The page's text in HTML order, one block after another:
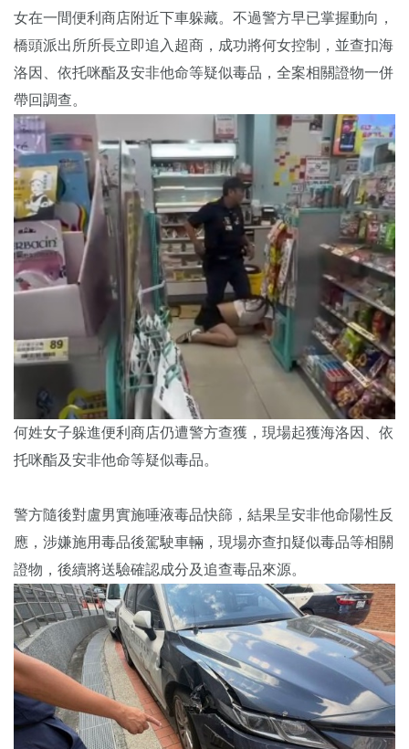
女在一間便利商店附近下車躲藏。不過警方早已掌握動向，
橋頭派出所所長立即追入超商，成功將何女控制，並查扣海
洛因、依托咪酯及安非他命等疑似毒品，全案相關證物一併
帶回調查。
何姓女子躲進便利商店仍遭警方查獲，現場起獲海洛因、依
托咪酯及安非他命等疑似毒品。
警方隨後對盧男實施唾液毒品快篩，結果呈安非他命陽性反
應，涉嫌施用毒品後駕駛車輛，現場亦查扣疑似毒品等相關
證物，後續將送驗確認成分及追查毒品來源。